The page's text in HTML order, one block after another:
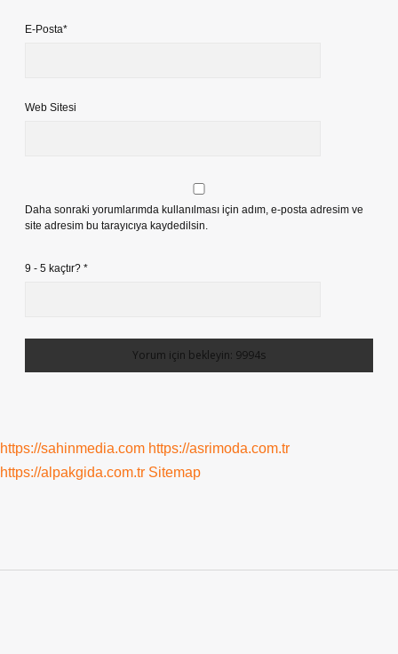
E-Posta*
Web Sitesi
Daha sonraki yorumlarımda kullanılması için adım, e-posta adresim ve
site adresim bu tarayıcıya kaydedilsin.
9 - 5 kaçtır? *
https://sahinmedia.com https://asrimoda.com.tr
https://alpakgida.com.tr Sitemap